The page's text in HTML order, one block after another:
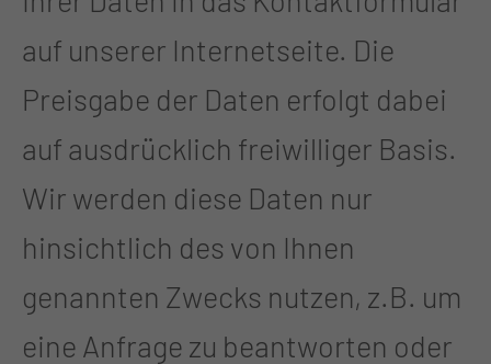
auf unserer Internetseite. Die
Preisgabe der Daten erfolgt dabei
auf ausdrücklich freiwilliger Basis.
Wir werden diese Daten nur
hinsichtlich des von Ihnen
genannten Zwecks nutzen, z.B. um
eine Anfrage zu beantworten oder